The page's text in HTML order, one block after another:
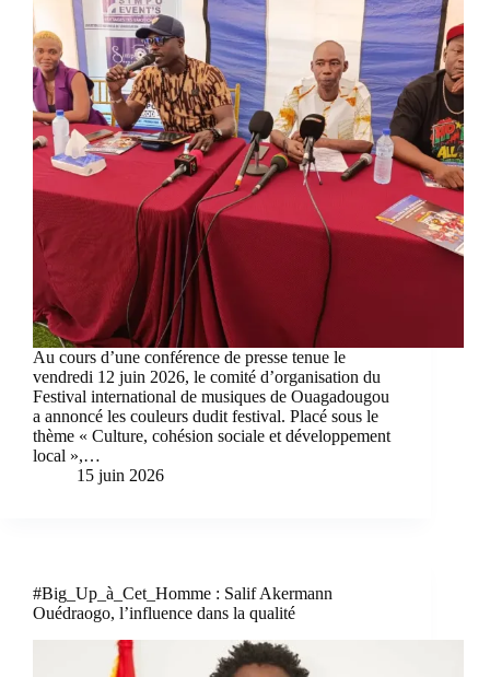
Au cours d’une conférence de presse tenue le
vendredi 12 juin 2026, le comité d’organisation du
Festival international de musiques de Ouagadougou
a annoncé les couleurs dudit festival. Placé sous le
thème « Culture, cohésion sociale et développement
local »,…
15 juin 2026
#Big_Up_à_Cet_Homme : Salif Akermann
Ouédraogo, l’influence dans la qualité